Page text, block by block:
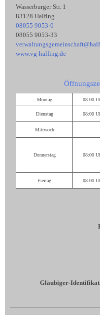
Wasserburger Str. 1
83128 Halfing
08055 9053-0
08055 9053-33
www.vg-halfing.de
Montag 08:00
Dienstag 08:00
Mittwoch
Donnerstag 08:00
Freitag 08:00
Gläubiger-